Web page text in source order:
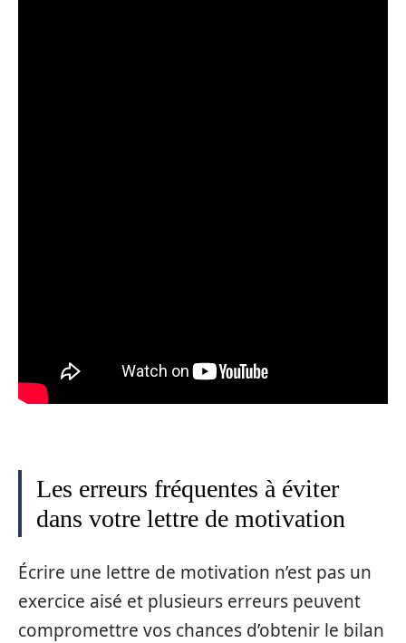
Les erreurs fréquentes à éviter
dans votre lettre de motivation
Écrire une lettre de motivation n’est pas un
exercice aisé et plusieurs erreurs peuvent
compromettre vos chances d’obtenir le bilan